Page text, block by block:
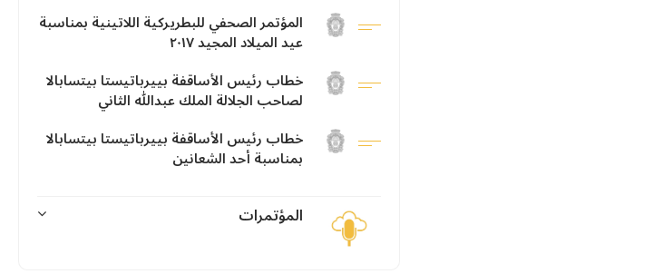
المؤتمر الصحفي للبطريركية اللاتينية بمناسبة
عيد الميلاد المجيد ٢٠١٧
خطاب رئيس الأساقفة بييرباتيستا بيتسابالا
لصاحب الجلالة الملك عبدالله الثاني
خطاب رئيس الأساقفة بييرباتيستا بيتسابالا
بمناسبة أحد الشعانين
المؤتمرات